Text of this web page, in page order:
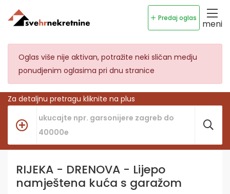
Predaj oglas
meni
Oglas više nije aktivan, potražite neki sličan medju
ponudjenim oglasima pri dnu stranice
Za detaljnu pretragu kliknite na plus
RIJEKA - DRENOVA - Lijepo
namještena kuća s garažom